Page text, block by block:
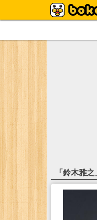
「鈴木雅之